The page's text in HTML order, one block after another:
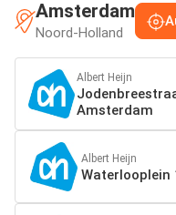
Amsterdam
Noord-Holland
Albert Heijn
Amsterdam
Albert Heijn
Waterlooplein